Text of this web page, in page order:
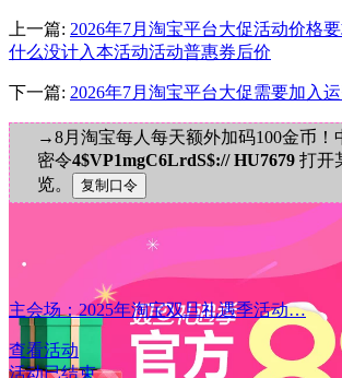
上一篇: 2026年7月淘宝平台大促活动价格
什么没计入本活动活动普惠券后价
下一篇: 2026年7月淘宝平台大促需要加入
→8月淘宝每人每天额外加码100金币！
密令4$VP1mgC6LrdS$:// HU7679 打开
览。
主会场：2025年淘宝双旦礼遇季活动…
查看活动
活动已结束